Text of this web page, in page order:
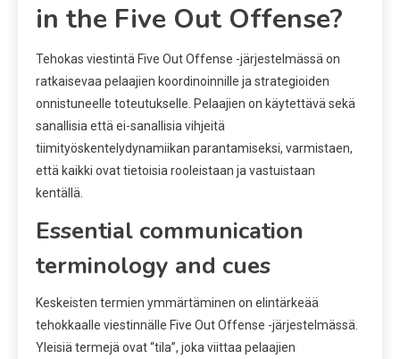
in the Five Out Offense?
Tehokas viestintä Five Out Offense -järjestelmässä on
ratkaisevaa pelaajien koordinoinnille ja strategioiden
onnistuneelle toteutukselle. Pelaajien on käytettävä sekä
sanallisia että ei-sanallisia vihjeitä
tiimityöskentelydynamiikan parantamiseksi, varmistaen,
että kaikki ovat tietoisia rooleistaan ja vastuistaan
kentällä.
Essential communication
terminology and cues
Keskeisten termien ymmärtäminen on elintärkeää
tehokkaalle viestinnälle Five Out Offense -järjestelmässä.
Yleisiä termejä ovat “tila”, joka viittaa pelaajien